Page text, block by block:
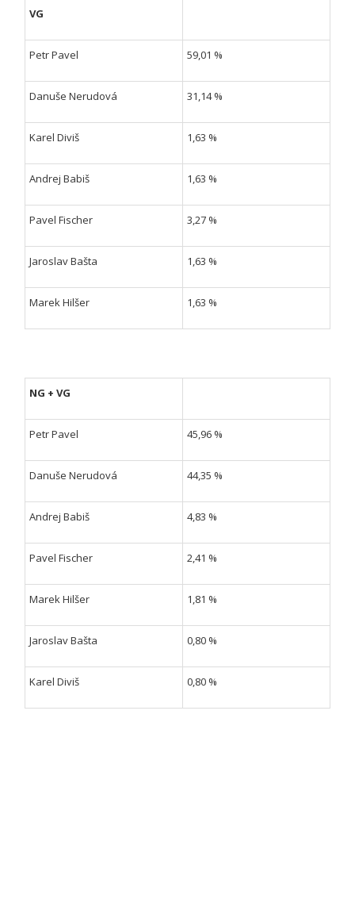
VG
Petr Pavel 59,01 %
Danuše Nerudová 31,14 %
Karel Diviš 1,63 %
Andrej Babiš 1,63 %
Pavel Fischer 3,27 %
Jaroslav Bašta 1,63 %
Marek Hilšer 1,63 %
NG + VG
Petr Pavel 45,96 %
Danuše Nerudová 44,35 %
Andrej Babiš 4,83 %
Pavel Fischer 2,41 %
Marek Hilšer 1,81 %
Jaroslav Bašta 0,80 %
Karel Diviš 0,80 %